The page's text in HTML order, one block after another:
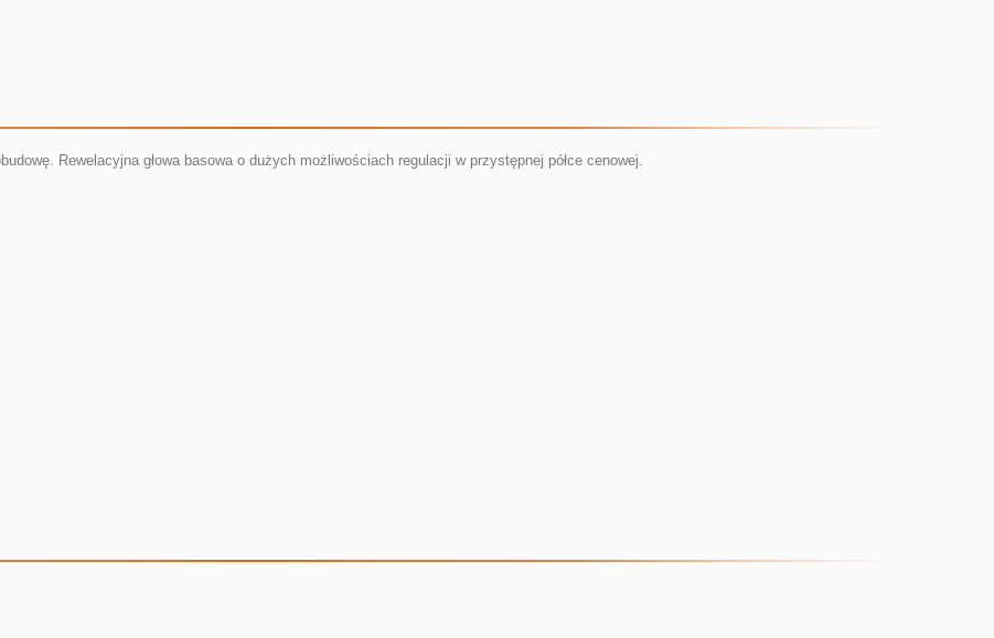
Rewelacyjna głowa basowa o dużych możliwościach regulacji w przystępnej półce cenowej.